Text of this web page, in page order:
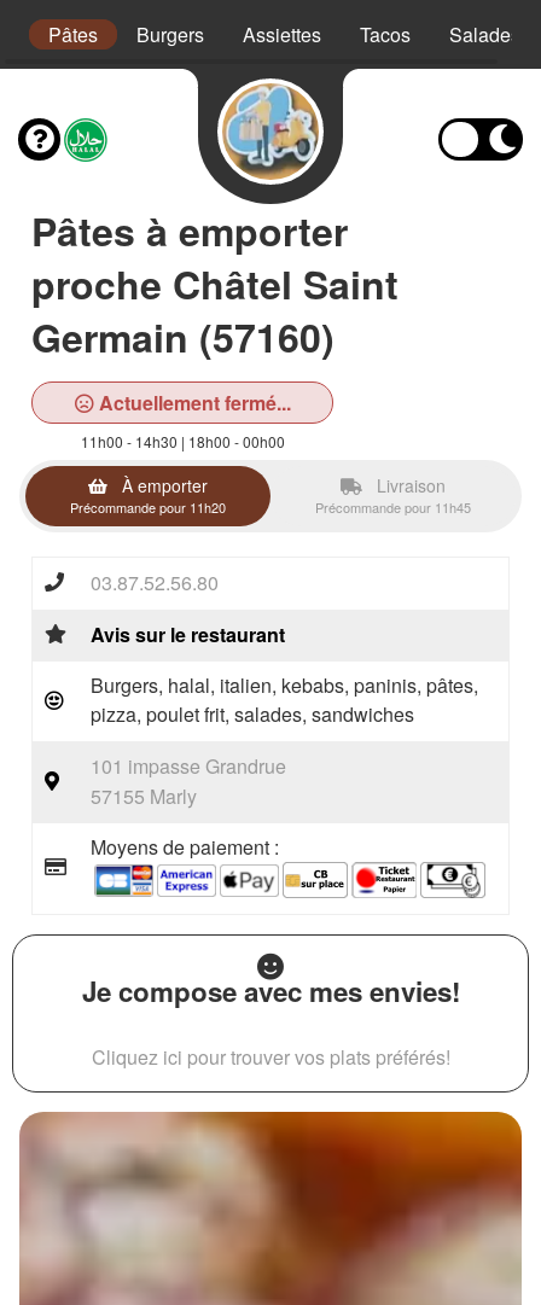
Pâtes Burgers Assiettes Tacos Salades
Pâtes à emporter
proche Châtel Saint
Germain (57160)
Actuellement fermé...
11h00 - 14h30 | 18h00 - 00h00
À emporter
Précommande pour 11h20
Livraison
Précommande pour 11h45
03.87.52.56.80
Avis sur le restaurant
Burgers, halal, italien, kebabs, paninis, pâtes,
pizza, poulet frit, salades, sandwiches
101 impasse Grandrue
57155 Marly
Moyens de paiement :
Je compose avec mes envies!
Cliquez ici pour trouver vos plats préférés!